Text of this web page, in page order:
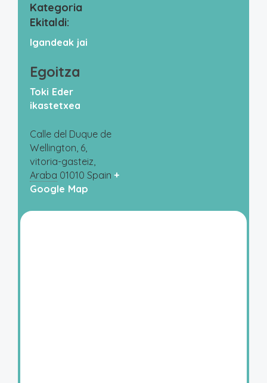
Kategoria
Ekitaldi:
Igandeak jai
Egoitza
Toki Eder
ikastetxea
Calle del Duque de
Wellington, 6,
vitoria-gasteiz,
Araba 01010 Spain +
Google Map